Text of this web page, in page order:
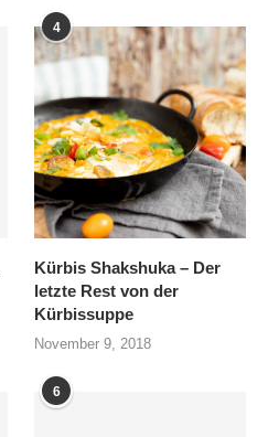
4
Kürbis Shakshuka – Der
letzte Rest von der
Kürbissuppe
November 9, 2018
6